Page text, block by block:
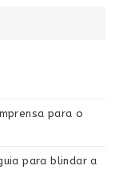
para o
para blindar a